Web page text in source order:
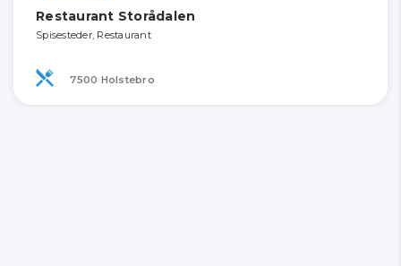
Restaurant Storådalen
Spisesteder, Restaurant
7500 Holstebro